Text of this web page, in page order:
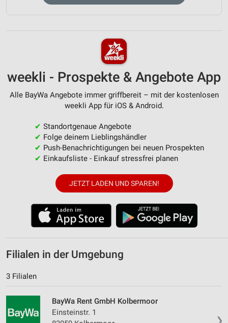
weekli - Prospekte & Angebote App
Alle BayWa Angebote immer griffbereit – mit der kostenlosen
weekli App für iOS & Android.
✔ Standortgenaue Angebote
✔ Folge deinem Lieblingshändler
✔ Push-Benachrichtigungen bei neuen Prospekten
✔ Einkaufsliste - Einkauf stressfrei planen
JETZT LADEN UND SPAREN!
Filialen in der Umgebung
3 Filialen
❯
BayWa Rent GmbH Kolbermoor
Einsteinstr. 1